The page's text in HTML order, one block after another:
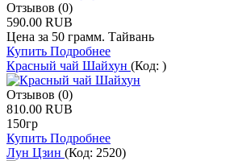
Отзывов (0)
590.00 RUB
Цена за 50 грамм. Тайвань
Купить Подробнее
Красный чай Шайхун (Код: )
Отзывов (0)
810.00 RUB
150гр
Купить Подробнее
Лун Цзин (Код: 2520)